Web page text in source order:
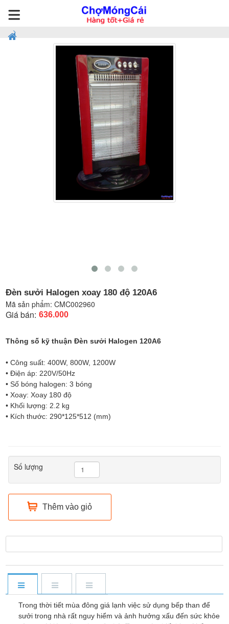
Đèn sưởi Halogen xoay 180 độ 120A6
Mã sản phẩm:CMC002960
Giá bán: 636.000
Thông số kỹ thuận Đèn sưởi Halogen 120A6
• Công suất: 400W, 800W, 1200W
• Điện áp: 220V/50Hz
• Số bóng halogen: 3 bóng
• Xoay: Xoay 180 độ
• Khối lượng: 2.2 kg
• Kích thước: 290*125*512 (mm)
Số lượng
Thêm vào giỏ
Trong thời tiết mùa đông giá lạnh việc sử dụng bếp than để
sưởi trong nhà rất nguy hiểm và ảnh hưởng xấu đến sức khỏe